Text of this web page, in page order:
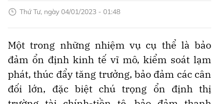
Thứ Tư, ngày 04/01/2023 - 01:48
Một trong những nhiệm vụ cụ thể là bảo
đảm ổn định kinh tế vĩ mô, kiểm soát lạm
phát, thúc đẩy tăng trưởng, bảo đảm các cân
đối lớn, đặc biệt chú trọng ổn định thị